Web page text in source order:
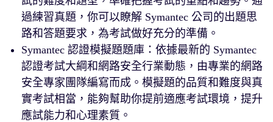
過練習真題，你可以瞭解 Symantec 公司的出題思
路和答題要求，為考試做好充分的準備。
Symantec 認證模擬題題庫：依據最新的 Symantec
認證考試大綱和網路安全行業動態，由專業的網路
安全專家團隊編寫而成。模擬題的品質和難度與真
實考試相當，能夠幫助你提前適應考試環境，提升
應試能力和心理素質。